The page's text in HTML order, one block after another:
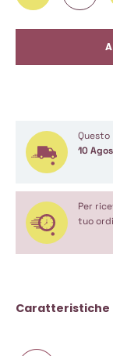
10
Per
tuo